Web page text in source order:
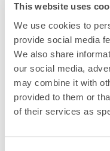
This website uses
We use cookies to
provide social media
We also share
our social media,
may combine it with
provided to them or
of their services as